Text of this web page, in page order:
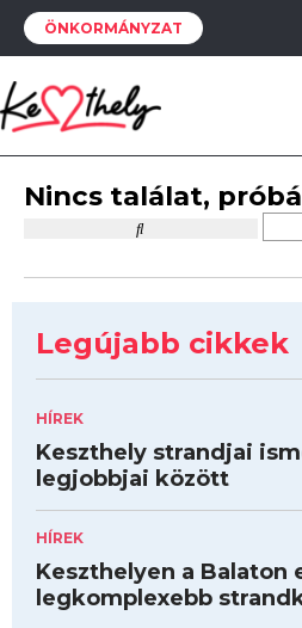
ÖNKORMÁNYZAT
Nincs találat,
Legújabb cikkek
HÍREK
Keszthely strandjai
legjobbjai között
HÍREK
Keszthelyen a Balaton
legkomplexebb